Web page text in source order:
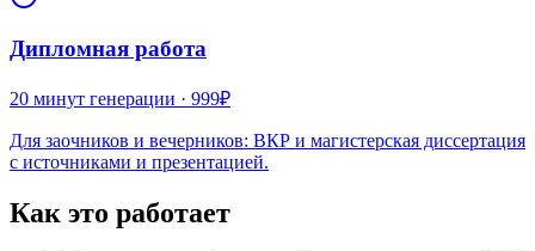
Дипломная работа
20 минут генерации · 999₽
Для заочников и вечерников: ВКР и магистерская диссертация
с источниками и презентацией.
Как это работает